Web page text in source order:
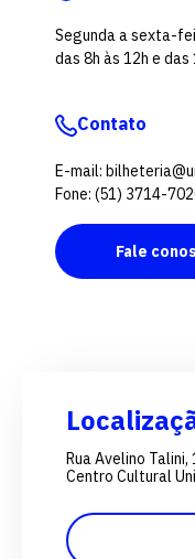
Segunda a sexta-
das 8h às 12h e das
Contato
E-mail:
Fone: (51) 3714-
Fale
Rua Avelino
Centro Cultural